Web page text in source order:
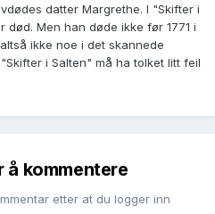
datter Margrethe. I "Skifter i
død. Men han døde ikke før 1771 i
ikke noe i det skannede
i Salten" må ha tolket litt feil
å kommentere
etter at du logger inn